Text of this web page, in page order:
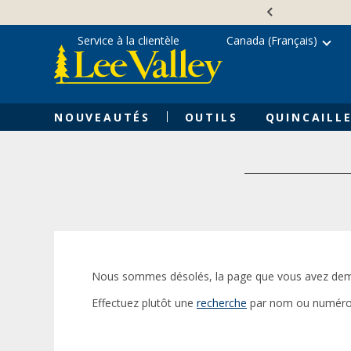
content
NOUVEAUTÉS OUTILS
Service à la clientèle Canada (Français)
Nous sommes désolés, la page que vous avez
Effectuez plutôt une recherche par nom ou